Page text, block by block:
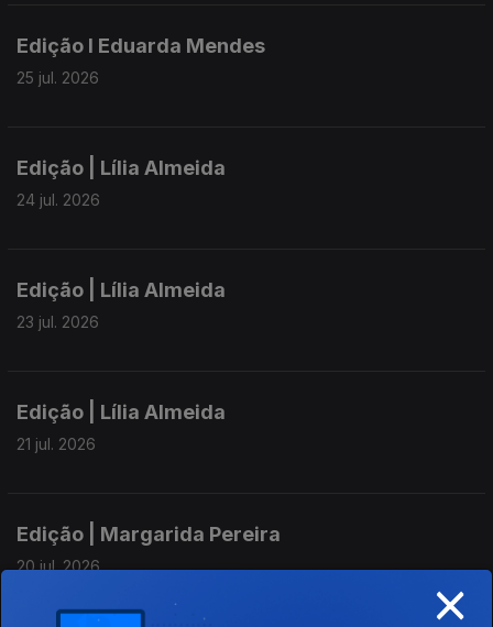
Edição I Eduarda Mendes
25 jul. 2026
Edição | Lília Almeida
24 jul. 2026
Edição | Lília Almeida
23 jul. 2026
Edição | Lília Almeida
21 jul. 2026
Edição | Margarida Pereira
20 jul. 2026 ×